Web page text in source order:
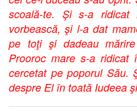
scoală-te. Şi s-a
vorbească, şi l-a dat
pe toţi şi dadeau
Prooroc mare s-a ridicat
cercetat pe poporul Său.
despre El în toată Iudeea